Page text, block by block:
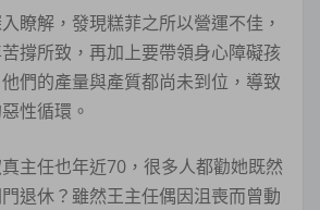
瞭解，發現糕菲之所以營運不佳，
撐所致，再加上要帶領身心障礙孩
們的產量與產質都尚未到位，導致
性循環。
主任也年近70，很多人都勸她既然
退休？雖然王主任偶因沮喪而曾動